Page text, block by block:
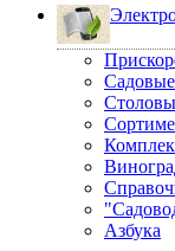
Азбука